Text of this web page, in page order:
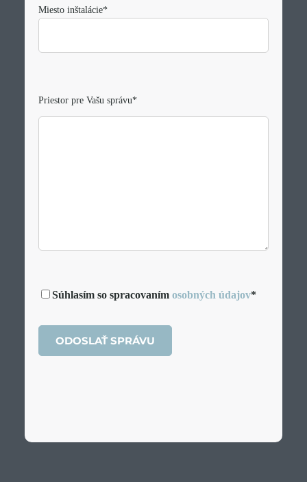
Miesto inštalácie*
Priestor pre Vašu správu*
Súhlasím so spracovaním osobných údajov*